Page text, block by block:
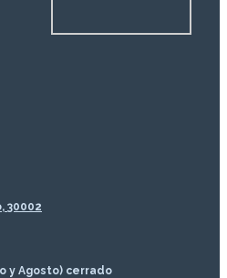
30002
y Agosto) cerrado